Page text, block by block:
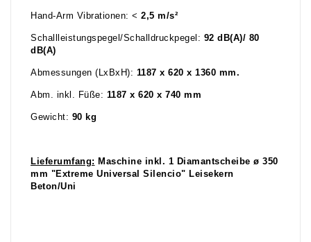
Hand-Arm Vibrationen: < 2,5 m/s²
Schallleistungspegel/Schalldruckpegel: 92 dB(A)/ 80
dB(A)
Abmessungen (LxBxH): 1187 x 620 x 1360 mm.
Abm. inkl. Füße: 1187 x 620 x 740 mm
Gewicht: 90 kg
Lieferumfang: Maschine inkl. 1 Diamantscheibe ø 350
mm "Extreme Universal Silencio" Leisekern
Beton/Uni